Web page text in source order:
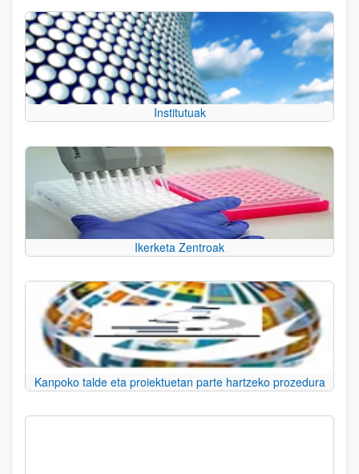
Institutuak
Ikerketa Zentroak
Kanpoko talde eta proiektuetan parte hartzeko prozedura